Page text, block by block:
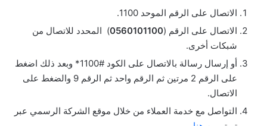
الاتصال على الرقم الموحد 1100.
الاتصال على الرقم (0560101100) المحدد للاتصال من
شبكات أخرى.
أو إرسال رسالة بالاتصال على الكود #1100* وبعد ذلك اضغط
على الرقم 2 مرتين ثم الرقم واحد ثم الرقم 9 والضغط على
الاتصال.
التواصل مع خدمة العملاء من خلال موقع الشركة الرسمي عبر